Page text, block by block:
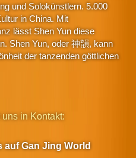
und Solokünstlern. 5.000
in China. Mit
lässt Shen Yun diese
Shen Yun, oder 神韻, kann
der tanzenden göttlichen
in Kontakt:
auf Gan Jing World